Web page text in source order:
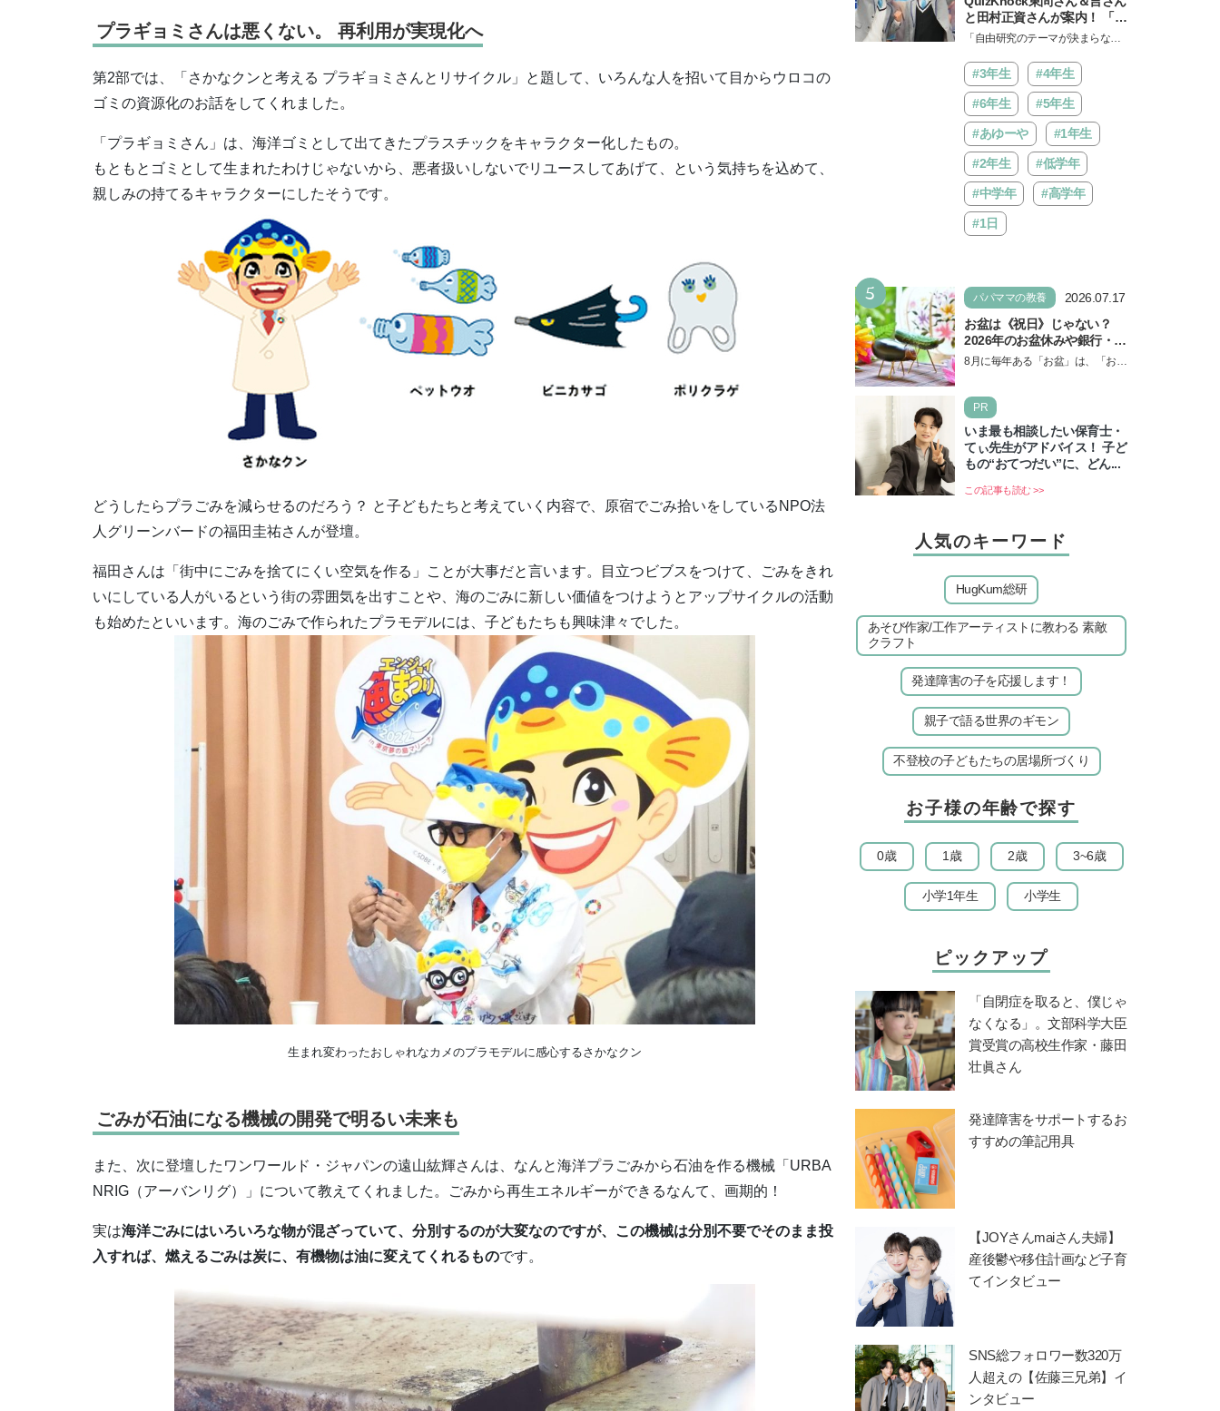
プラギョミさんは悪くない。 再利用が実現化へ
第2部では、「さかなクンと考える プラギョミさんとリサイクル」と題して、いろんな人を招いて目からウロコの
ゴミの資源化のお話をしてくれました。
「プラギョミさん」は、海洋ゴミとして出てきたプラスチックをキャラクター化したもの。
もともとゴミとして生まれたわけじゃないから、悪者扱いしないでリユースしてあげて、という気持ちを込めて、
親しみの持てるキャラクターにしたそうです。
どうしたらプラごみを減らせるのだろう？ と子どもたちと考えていく内容で、原宿でごみ拾いをしているNPO法
人グリーンバードの福田圭祐さんが登壇。
福田さんは「街中にごみを捨てにくい空気を作る」ことが大事だと言います。目立つビブスをつけて、ごみをきれ
いにしている人がいるという街の雰囲気を出すことや、海のごみに新しい価値をつけようとアップサイクルの活動
も始めたといいます。海のごみで作られたプラモデルには、子どもたちも興味津々でした。
生まれ変わったおしゃれなカメのプラモデルに感心するさかなクン
ごみが石油になる機械の開発で明るい未来も
また、次に登壇したワンワールド・ジャパンの遠山紘輝さんは、なんと海洋プラごみから石油を作る機械「URBA
NRIG（アーバンリグ）」について教えてくれました。ごみから再生エネルギーができるなんて、画期的！
実は海洋ごみにはいろいろな物が混ざっていて、分別するのが大変なのですが、この機械は分別不要でそのまま投
入すれば、燃えるごみは炭に、有機物は油に変えてくれるものです。
と田村正資さんが案内！ 「よ
みうりランド」で遊びながら
ントが開催
「自由研究のテーマが決まらな
ントをくれるイベントが、よみう
りランド「グッジョバ!!…
#3年生 #4年生
#6年生 #5年生
#あゆーや #1年生
#2年生 #低学年
#中学年 #高学年
#1日
5 パパママの教養
2026.07.17
お盆は《祝日》じゃない？
2026年のお盆休みや銀行・役
所の営業や交通機関情報も紹
8月に毎年ある「お盆」は、「お盆
ずは2026年のお盆…
PR
いま最も相談したい保育士・
てぃ先生がアドバイス！ 子ど
もの“おてつだい”に、どん...
この記事も読む >>
人気のキーワード
HugKum総研
あそび作家/工作アーティストに教わる 素敵
クラフト
発達障害の子を応援します！
親子で語る世界のギモン
不登校の子どもたちの居場所づくり
お子様の年齢で探す
0歳 1歳 2歳 3~6歳
小学1年生 小学生
ピックアップ
「自閉症を取ると、僕じゃ
なくなる」。文部科学大臣
賞受賞の高校生作家・藤田
壮眞さん
発達障害をサポートするお
すすめの筆記用具
【JOYさんmaiさん夫婦】
産後鬱や移住計画など子育
てインタビュー
SNS総フォロワー数320万
人超えの【佐藤三兄弟】イ
ンタビュー